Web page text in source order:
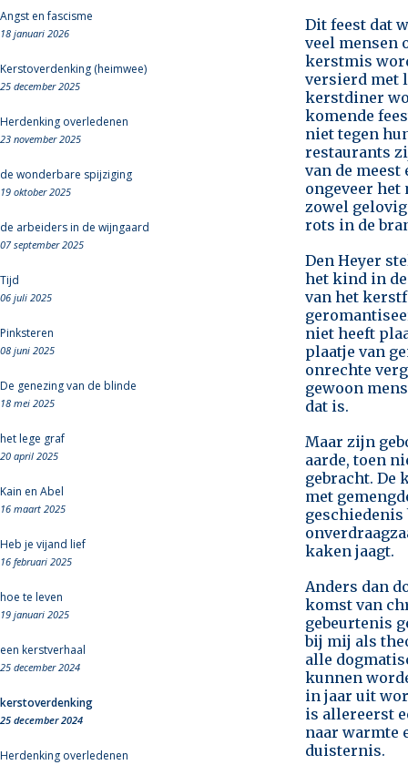
Angst en fascisme
18 januari 2026
Kerstoverdenking (heimwee)
25 december 2025
Herdenking overledenen
23 november 2025
de wonderbare spijziging
19 oktober 2025
de arbeiders in de wijngaard
07 september 2025
Tijd
06 juli 2025
Pinksteren
08 juni 2025
De genezing van de blinde
18 mei 2025
het lege graf
20 april 2025
Kain en Abel
16 maart 2025
Heb je vijand lief
16 februari 2025
hoe te leven
19 januari 2025
een kerstverhaal
25 december 2024
kerstoverdenking
25 december 2024
Herdenking overledenen
Dit feest dat
veel mensen
kerstmis
versierd met
kerstdiner
komende
niet tegen
restaurants
van de meest
ongeveer
zowel
rots in de
Den Heyer
het kind in
van het
niet heeft
plaatje van
onrechte
gewoon
dat is.
Maar zijn
aarde, toen
gebracht. De
met
geschiedenis
kaken jaagt.
Anders dan
komst van
gebeurtenis
bij mij als
alle
kunnen
in jaar uit
is allereerst
naar warmte
duisternis.